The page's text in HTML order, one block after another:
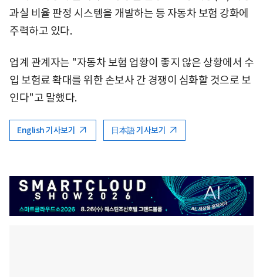
과실 비율 판정 시스템을 개발하는 등 자동차 보험 강화에
주력하고 있다.
업계 관계자는 "자동차 보험 업황이 좋지 않은 상황에서 수
입 보험료 확대를 위한 손보사 간 경쟁이 심화할 것으로 보
인다"고 말했다.
English 기사보기 日本語 기사보기